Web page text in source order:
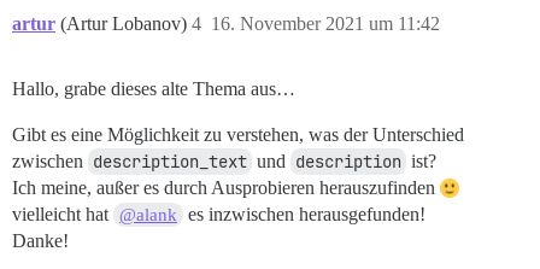
artur (Artur Lobanov) 16. November 2021 um 11:42
4
Hallo, grabe dieses alte Thema aus…
Gibt es eine Möglichkeit zu verstehen, was der Unterschied
zwischen description_text und description ist?
Ich meine, außer es durch Ausprobieren herauszufinden
vielleicht hat @alank es inzwischen herausgefunden!
Danke!